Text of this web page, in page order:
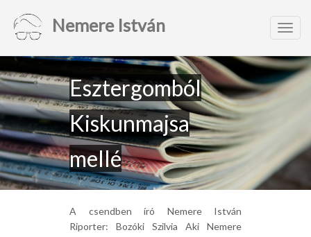
Nemere István
Esztergomból
Kiskunmajsa
mellé
A csendben író Nemere István
Riporter: Bozóki Szilvia Aki Nemere